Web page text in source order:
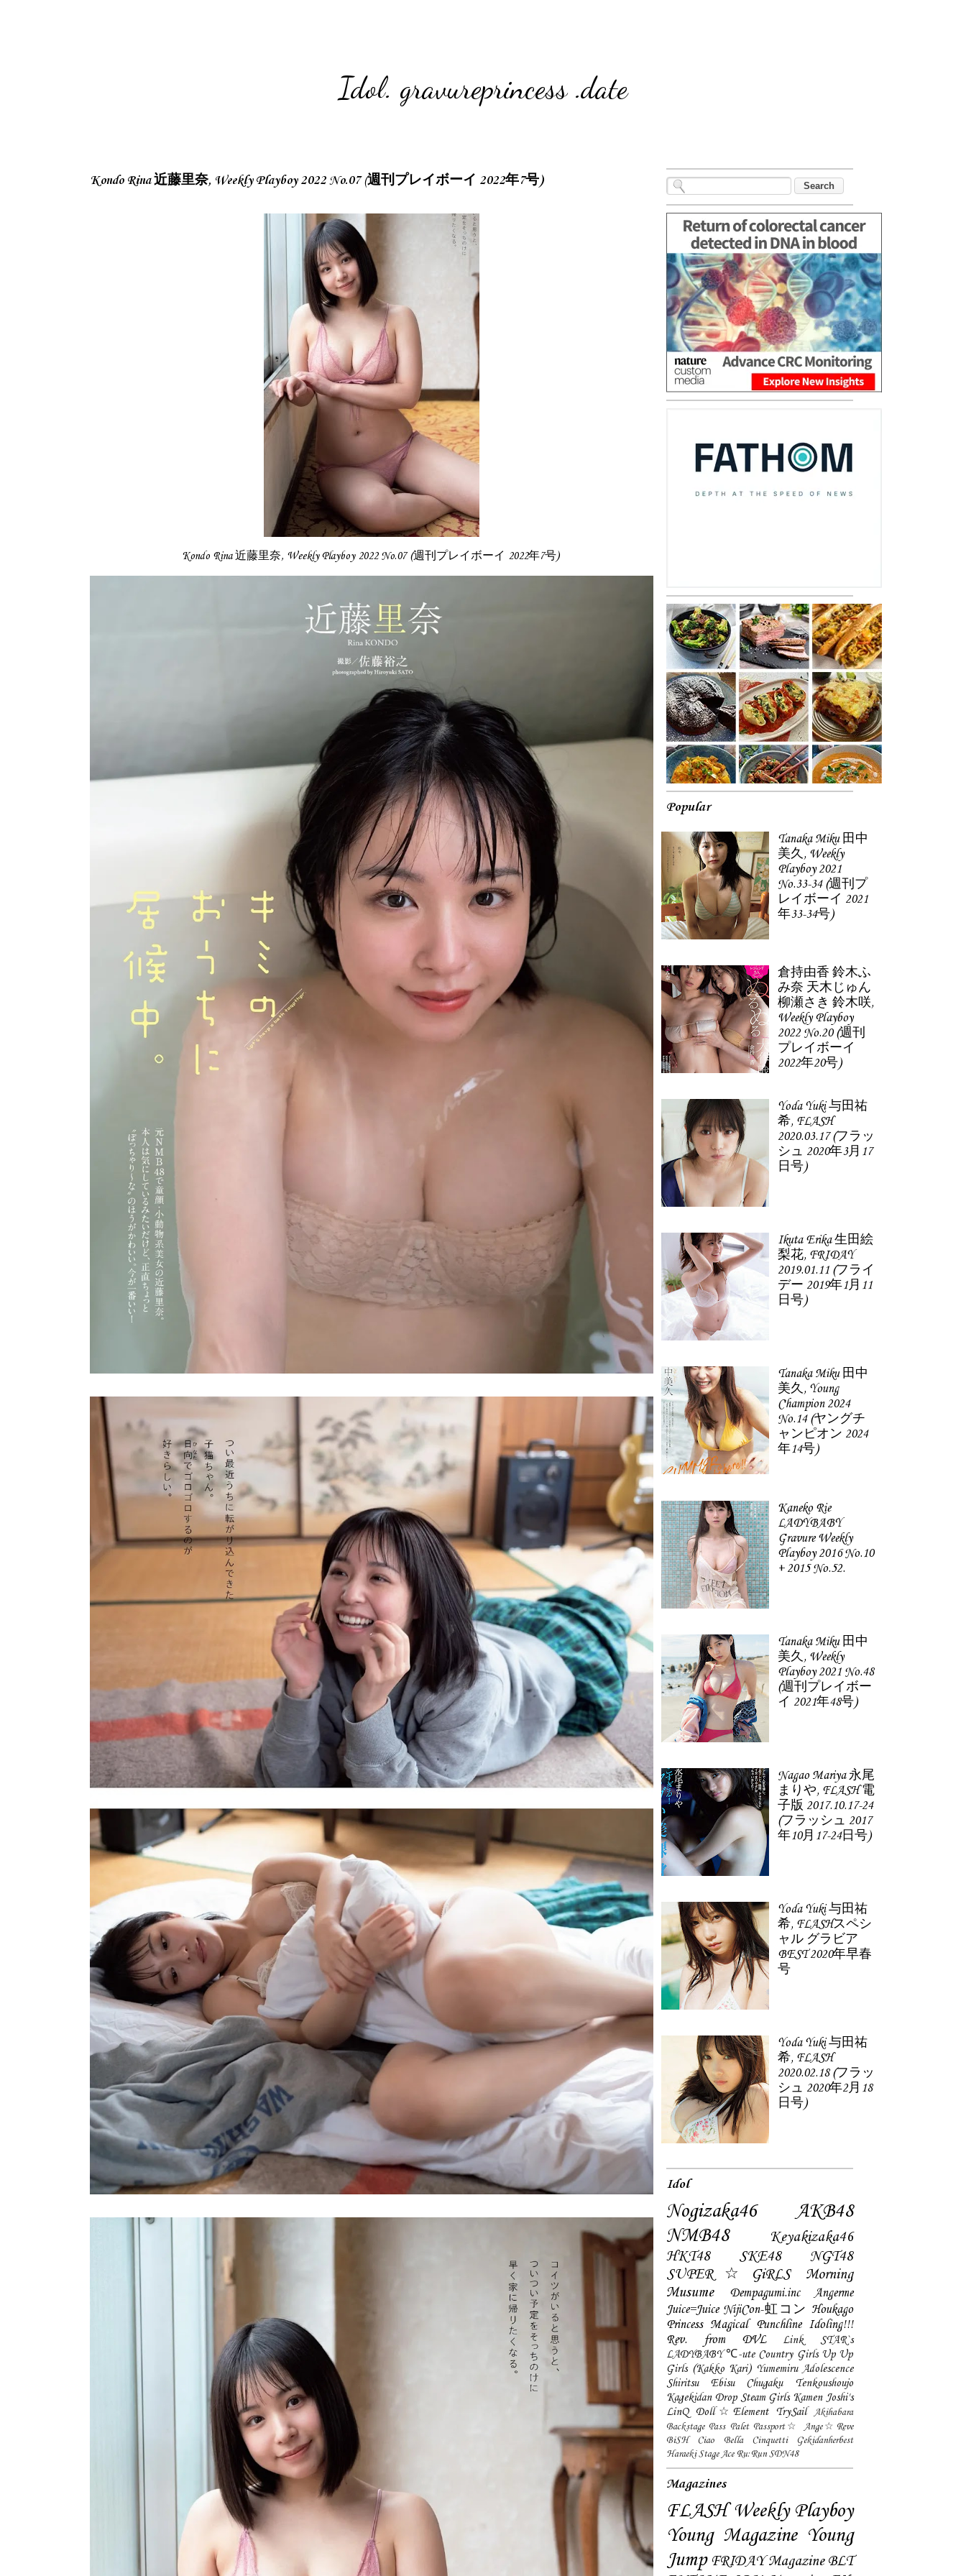
Idol. gravureprincess .date
Kondo Rina 近藤里奈, Weekly Playboy 2022 No.07 (週刊プレイボーイ 2022年7号)
Kondo Rina 近藤里奈, Weekly Playboy 2022 No.07 (週刊プレイボーイ 2022年7号)
Popular
Tanaka Miku 田中
美久, Weekly
Playboy 2021
No.33-34 (週刊プ
レイボーイ 2021
年33-34号)
倉持由香 鈴木ふ
み奈 天木じゅん
柳瀬さき 鈴木咲,
Weekly Playboy
2022 No.20 (週刊
プレイボーイ
2022年20号)
Yoda Yuki 与田祐
希, FLASH
2020.03.17 (フラッ
シュ 2020年3月17
日号)
Ikuta Erika 生田絵
梨花, FRIDAY
2019.01.11 (フライ
デー 2019年1月11
日号)
Tanaka Miku 田中
美久, Young
Champion 2024
No.14 (ヤングチ
ャンピオン 2024
年14号)
Kaneko Rie
LADYBABY
Gravure Weekly
Playboy 2016 No.10
+ 2015 No.52.
Tanaka Miku 田中
美久, Weekly
Playboy 2021 No.48
(週刊プレイボー
イ 2021年48号)
Nagao Mariya 永尾
まりや, FLASH 電
子版 2017.10.17-24
(フラッシュ 2017
年10月17-24日号)
Yoda Yuki 与田祐
希, FLASHスペシ
ャル グラビア
BEST 2020年早春
号
Yoda Yuki 与田祐
希, FLASH
2020.02.18 (フラッ
シュ 2020年2月18
日号)
Idol
Nogizaka46
AKB48
NMB48
Keyakizaka46
HKT48
SKE48
NGT48
SUPER☆GiRLS
Morning
Musume
Dempagumi.inc
Angerme
Juice=Juice NijiCon-虹コン Houkago
Princess Magical Punchline Idoling!!!
Rev. from DVL
Link STAR`s
LADYBABY ℃-ute Country Girls Up Up
Girls (Kakko Kari) Yumemiru Adolescence
Shiritsu Ebisu Chugaku
Tenkoushoujo
Kagekidan Drop Steam Girls Kamen Joshi's
LinQ Doll☆Element TrySail
Akihabara
Backstage Pass Palet Passport☆
Ange☆Reve
BiSH
Ciao Bella Cinquetti
Gekidanherbest
Haraeki Stage Ace Ru:Run SDN48
Magazines
FLASH Weekly Playboy
Young Magazine Young
Jump FRIDAY Magazine BLT